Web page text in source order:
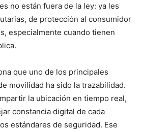
no están fuera de la ley: ya les
de protección al consumidor
especialmente cuando tienen
que uno de los principales
movilidad ha sido la trazabilidad.
la ubicación en tiempo real,
constancia digital de cada
estándares de seguridad. Ese